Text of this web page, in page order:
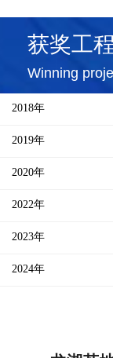
获奖工程
Winning
2018年
2019年
2020年
2022年
2023年
2024年